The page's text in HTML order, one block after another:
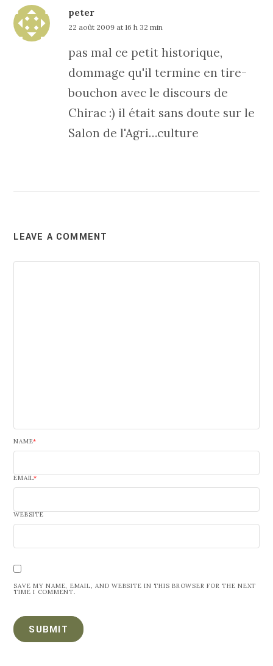
peter
22 août 2009 at 16 h 32 min
pas mal ce petit historique,
dommage qu'il termine en tire-
bouchon avec le discours de
Chirac :) il était sans doute sur le
Salon de l'Agri…culture
LEAVE A COMMENT
NAME*
EMAIL*
WEBSITE
SAVE MY NAME, EMAIL, AND WEBSITE IN THIS BROWSER FOR THE NEXT
TIME I COMMENT.